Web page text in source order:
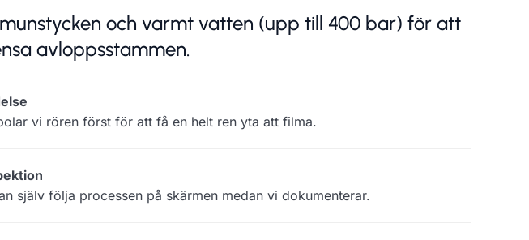
och varmt vatten (upp till 400 bar) för att
avloppsstammen.
vi rören först för att få en helt ren yta att filma.
själv följa processen på skärmen medan vi dokumenterar.